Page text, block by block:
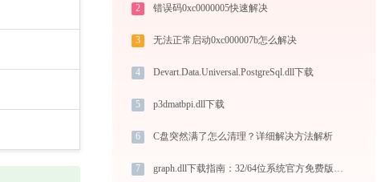
2 错误码0xc0000005快速解决
3 无法正常启动0xc000007b怎么解决
4 Devart.Data.Universal.PostgreSql.dll下载
5 p3dmatbpi.dll下载
6 C盘突然满了怎么清理？详细解决方法解析
7 graph.dll下载指南：32/64位系统官方免费版安全获取与安装教程